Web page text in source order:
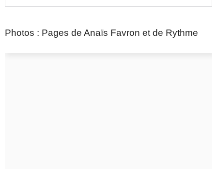
Photos : Pages de Anaïs Favron et de Rythme